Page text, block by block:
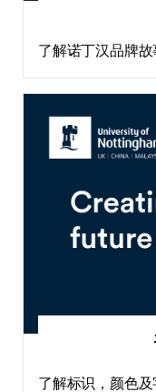
了解诺丁汉品牌
了解标识，颜色